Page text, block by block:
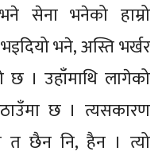
सेना भनेको हाम्रो
भने, अस्ति भर्खर
छ । उहाँमाथि लागेको
छ । त्यसकारण
त छैन नि, हैन । त्यो